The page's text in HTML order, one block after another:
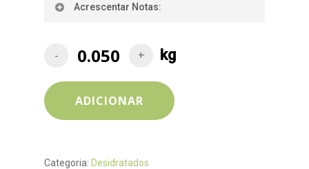
Acrescentar Notas:
ADICIONAR
Categoria: Desidratados